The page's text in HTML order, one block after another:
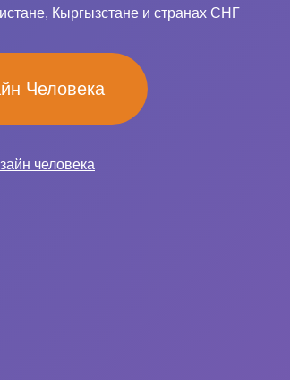
Кыргызстане и странах СНГ
Человека
человека